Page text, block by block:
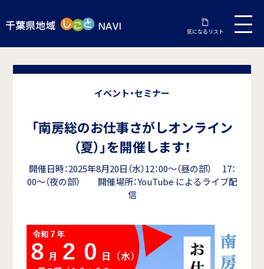
気になるリスト
イベント・セミナー
「南房総のお仕事さがしオンライン
（夏）」を開催します！
開催日時：2025年8月20日（水）12：00～（昼の部） 17：
00～（夜の部） 開催場所：YouTube によるライブ配
信